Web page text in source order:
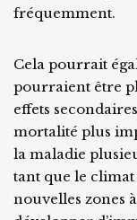
fréquemment.
Cela pourrait
pourraient être
effets
mortalité plus
la maladie
tant que le climat
nouvelles zones